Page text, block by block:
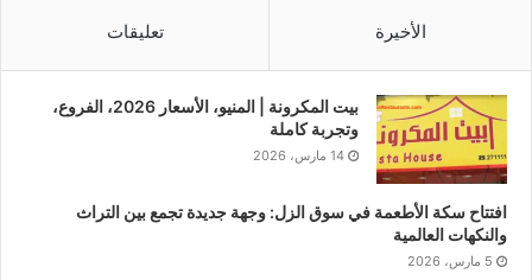
الأخيرة تعليقات
بيت المكرونة | المنيو، الأسعار 2026، الفروع،
وتجربة كاملة
14 مارس، 2026
افتتاح سكة الأطعمة في سوق الزل: وجهة جديدة تجمع بين التراث
والنكهات العالمية
5 مارس، 2026